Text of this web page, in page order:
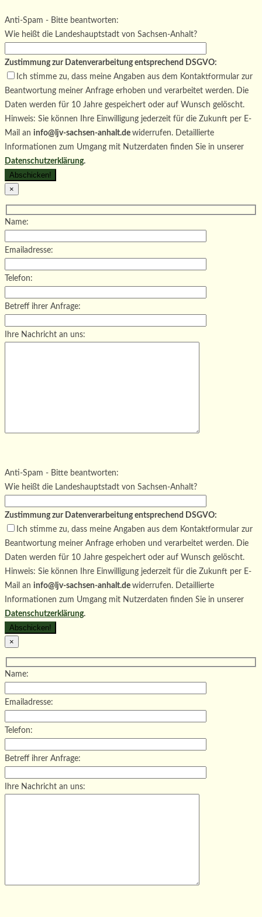
Bitte lasse dieses Feld leer.
Anti-Spam - Bitte beantworten:
Wie heißt die Landeshauptstadt von Sachsen-Anhalt?
Zustimmung zur Datenverarbeitung entsprechend DSGVO:
Ich stimme zu, dass meine Angaben aus dem Kontaktformular zur
Beantwortung meiner Anfrage erhoben und verarbeitet werden. Die
Daten werden für 10 Jahre gespeichert oder auf Wunsch gelöscht.
Hinweis: Sie können Ihre Einwilligung jederzeit für die Zukunft per E-
Mail an info@ljv-sachsen-anhalt.de widerrufen. Detaillierte
Informationen zum Umgang mit Nutzerdaten finden Sie in unserer
Datenschutzerklärung.
×
Name:
Emailadresse:
Telefon:
Betreff ihrer Anfrage:
Ihre Nachricht an uns:
Bitte lasse dieses Feld leer.
Anti-Spam - Bitte beantworten:
Wie heißt die Landeshauptstadt von Sachsen-Anhalt?
Zustimmung zur Datenverarbeitung entsprechend DSGVO:
Ich stimme zu, dass meine Angaben aus dem Kontaktformular zur
Beantwortung meiner Anfrage erhoben und verarbeitet werden. Die
Daten werden für 10 Jahre gespeichert oder auf Wunsch gelöscht.
Hinweis: Sie können Ihre Einwilligung jederzeit für die Zukunft per E-
Mail an info@ljv-sachsen-anhalt.de widerrufen. Detaillierte
Informationen zum Umgang mit Nutzerdaten finden Sie in unserer
Datenschutzerklärung.
×
Name:
Emailadresse:
Telefon:
Betreff ihrer Anfrage:
Ihre Nachricht an uns: